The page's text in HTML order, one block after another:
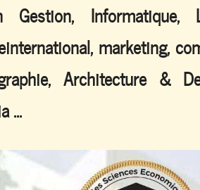
Gestion, Informatique,
marketing,
Architecture &
...